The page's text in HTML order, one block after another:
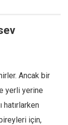
Ancak bir
yerli yerine
için,